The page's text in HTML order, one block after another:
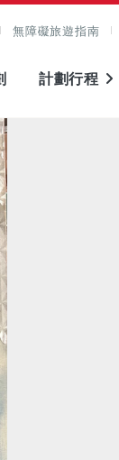
無障礙旅遊指南
計劃行程